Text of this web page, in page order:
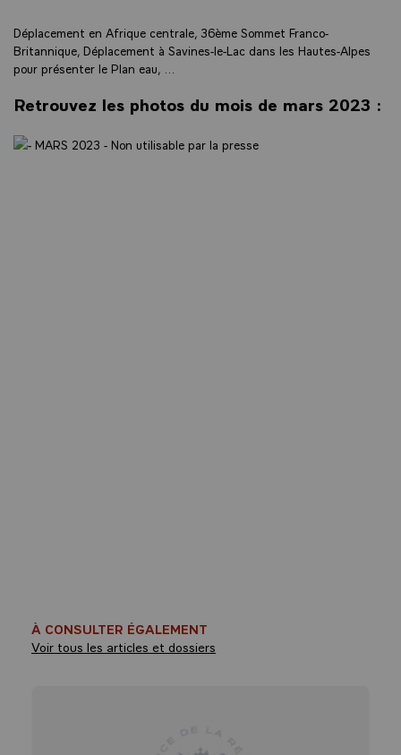
Déplacement en Afrique centrale, 36ème Sommet Franco-
Britannique, Déplacement à Savines-le-Lac dans les Hautes-Alpes
pour présenter le Plan eau, ...
Retrouvez les photos du mois de mars 2023 :
À CONSULTER ÉGALEMENT
Voir tous les articles et dossiers